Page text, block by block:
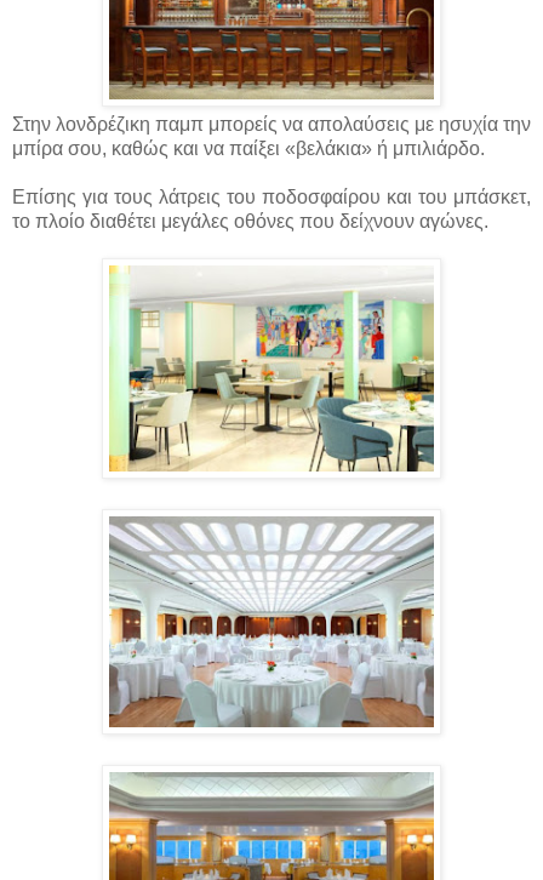
Στην λονδρέζικη παμπ μπορείς να απολαύσεις με ησυχία την
μπίρα σου, καθώς και να παίξει «βελάκια» ή μπιλιάρδο.
Επίσης για τους λάτρεις του ποδοσφαίρου και του μπάσκετ,
το πλοίο διαθέτει μεγάλες οθόνες που δείχνουν αγώνες.